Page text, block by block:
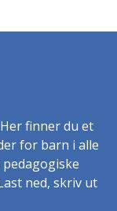
finner du et
for barn i alle
ned, skriv ut